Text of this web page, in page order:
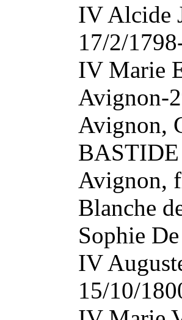
IV Alcide
17/2/
IV Marie
Avignon-
Avignon,
Avignon,
Blanche
Sophie
IV
15/10/